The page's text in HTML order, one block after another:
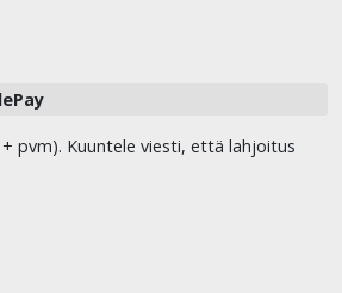
pvm). Kuuntele viesti, että lahjoitus